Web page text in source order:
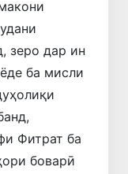
зеро дар ин
ба мисли
Фитрат ба
боварӣ